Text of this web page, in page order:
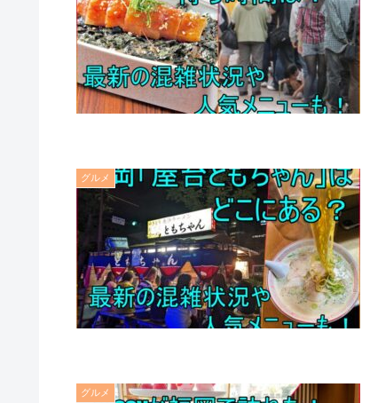
グルメ
グルメ